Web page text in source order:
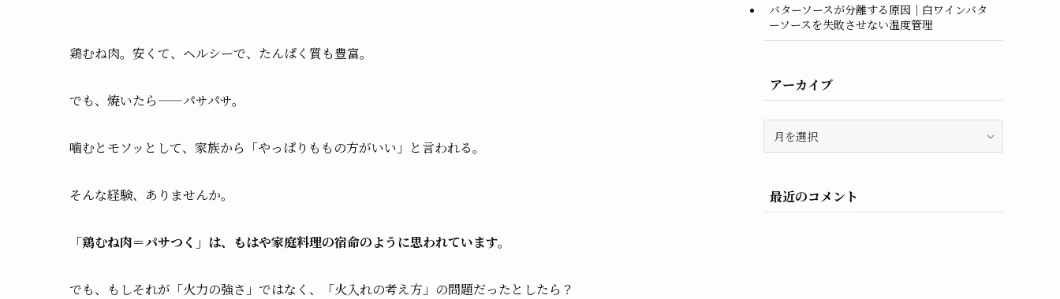
鶏むね肉。安くて、ヘルシーで、たんぱく質も豊富。
でも、焼いたら——パサパサ。
噛むとモソッとして、家族から「やっぱりももの方がいい」と言われる。
そんな経験、ありませんか。
「鶏むね肉＝パサつく」は、もはや家庭料理の宿命のように思われています。
でも、もしそれが「火力の強さ」ではなく、「火入れの考え方」の問題だったとしたら？
バターソースが分離する原因｜白ワインバタ
ーソースを失敗させない温度管理
アーカイブ
ブ
最近のコメント